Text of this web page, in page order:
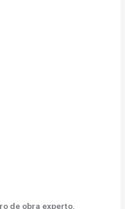
de obra experto.